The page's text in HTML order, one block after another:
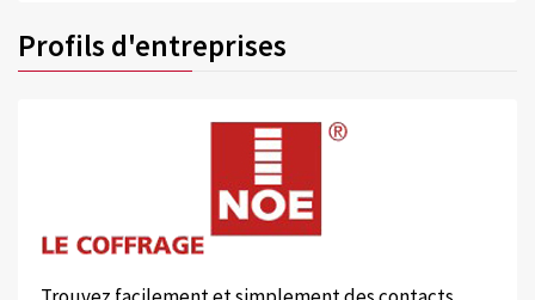
Profils d'entreprises